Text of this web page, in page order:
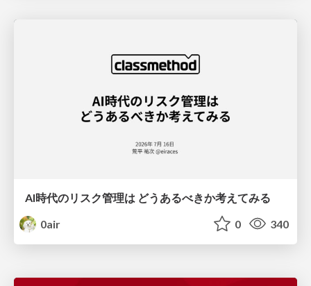
AI時代のリスク管理は どうあるべきか考えてみる
0air
0 340